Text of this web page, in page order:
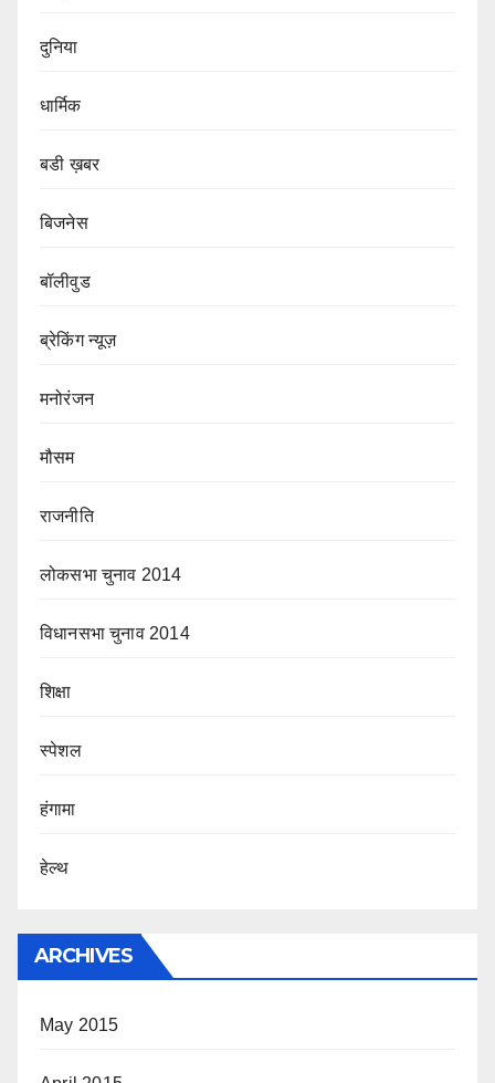
दुनिया
धार्मिक
बडी ख़बर
बिजनेस
बॉलीवुड
ब्रेकिंग न्यूज़
मनोरंजन
मौसम
राजनीति
लोकसभा चुनाव 2014
विधानसभा चुनाव 2014
शिक्षा
स्पेशल
हंगामा
हेल्थ
ARCHIVES
May 2015